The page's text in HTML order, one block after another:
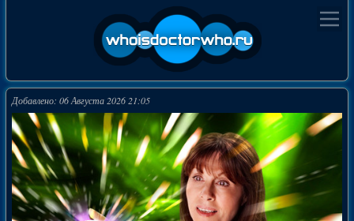
Добавлено: 06 Августа 2026 21:05